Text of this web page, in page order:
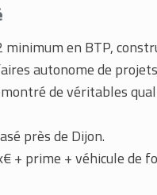
en BTP,
autonome de
de véritables
près de Dijon.
+ prime + véhicule de